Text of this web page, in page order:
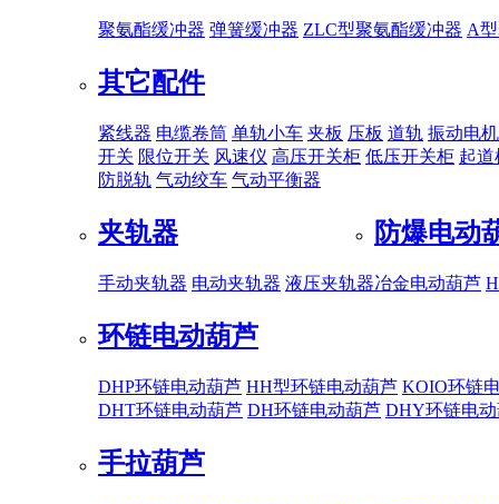
聚氨酯缓冲器 弹簧缓冲器 ZLC型聚氨酯缓冲器 A
其它配件
紧线器 电缆卷筒 单轨小车 夹板 压板 道轨 振动电机
开关 限位开关 风速仪 高压开关柜 低压开关柜 起道
防脱轨 气动绞车 气动平衡器
夹轨器
手动夹轨器 电动夹轨器 液压夹轨器
防爆电动
冶金电动葫芦
环链电动葫芦
DHP环链电动葫芦 HH型环链电动葫芦 KOIO环链
DHT环链电动葫芦 DH环链电动葫芦 DHY环链电
手拉葫芦